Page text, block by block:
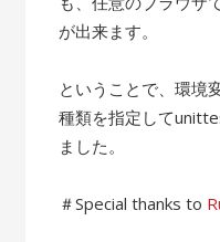
が出来ます。
ということで、環境
種類を指定して
ました。
＃Special thanks to